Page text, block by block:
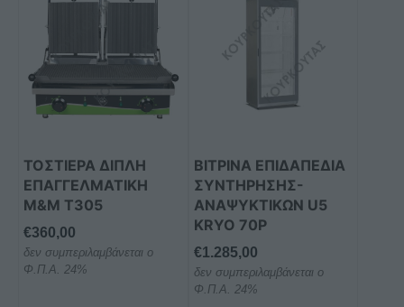
ΤΟΣΤΙΕΡΑ ΔΙΠΛΗ
ΕΠΑΓΓΕΛΜΑΤΙKH
M&M Τ305
€360,00
δεν συμπεριλαμβάνεται ο
Φ.Π.Α. 24%
προϊόν
έχει
πολλαπλές
παραλλαγές.
Οι
μπορούν
να
επιλεγούν
σελίδα
του
ΒΙΤΡΙΝΑ ΕΠΙΔΑΠΕΔΙΑ
ΣΥΝΤΗΡΗΣΗΣ-
ΑΝΑΨΥΚΤΙΚΩΝ U5
KRYO 70P
€1.285,00
δεν συμπεριλαμβάνεται ο
Φ.Π.Α. 24%